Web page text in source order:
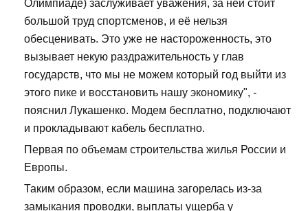
Олимпиаде) заслуживает уважения, за ней стоит
большой труд спортсменов, и её нельзя
обесценивать. Это уже не настороженность, это
вызывает некую раздражительность у глав
государств, что мы не можем который год выйти из
этого пике и восстановить нашу экономику", -
пояснил Лукашенко. Модем бесплатно, подключают
и прокладывают кабель бесплатно.
Первая по объемам строительства жилья России и
Европы.
Таким образом, если машина загорелась из-за
замыкания проводки, выплаты ущерба у